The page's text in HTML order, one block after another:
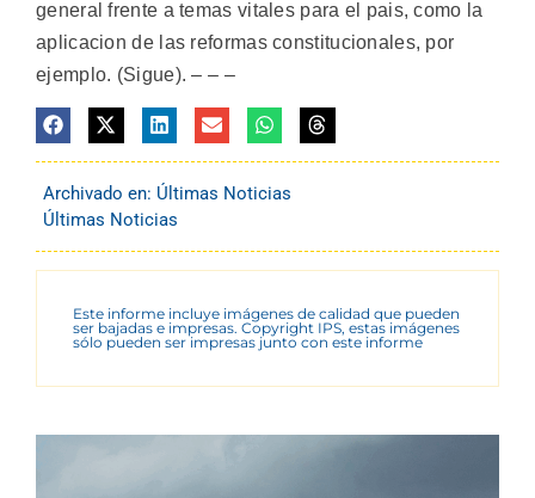
general frente a temas vitales para el pais, como la
aplicacion de las reformas constitucionales, por
ejemplo. (Sigue). – – –
Archivado en: Últimas Noticias
Últimas Noticias
Este informe incluye imágenes de calidad que pueden
ser bajadas e impresas. Copyright IPS, estas imágenes
sólo pueden ser impresas junto con este informe